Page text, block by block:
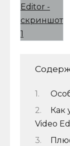
Как
Video